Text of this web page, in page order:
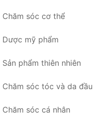
Chăm sóc cơ thể
Dược mỹ phẩm
Sản phẩm thiên nhiên
Chăm sóc tóc và da đầu
Chăm sóc cá nhân